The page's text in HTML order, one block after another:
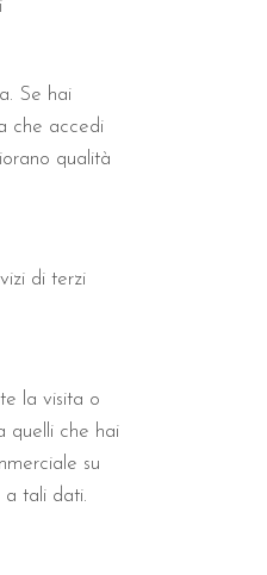
Se hai
che accedi
qualità
di terzi
la visita o
quelli che hai
su
a tali dati.